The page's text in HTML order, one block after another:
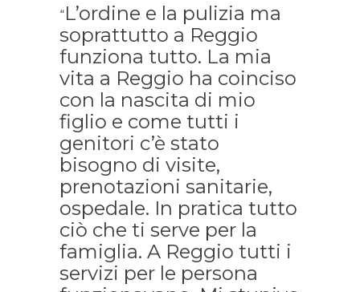
“L’ordine e la pulizia ma
soprattutto a Reggio
funziona tutto. La mia
vita a Reggio ha coinciso
con la nascita di mio
figlio e come tutti i
genitori c’è stato
bisogno di visite,
prenotazioni sanitarie,
ospedale. In pratica tutto
ciò che ti serve per la
famiglia. A Reggio tutti i
servizi per le persona